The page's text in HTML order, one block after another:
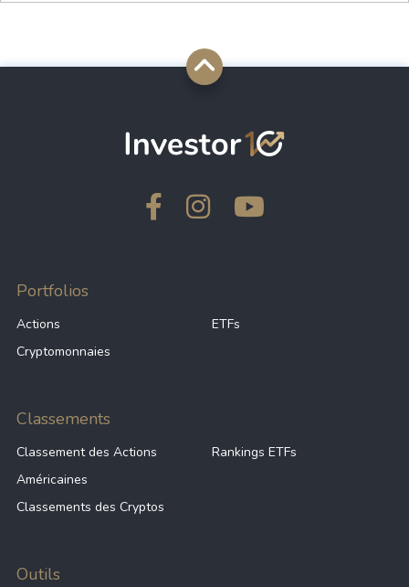
Portfolios
Actions
ETFs
Cryptomonnaies
Classements
Classement des Actions
Américaines
Rankings ETFs
Classements des Cryptos
Outils